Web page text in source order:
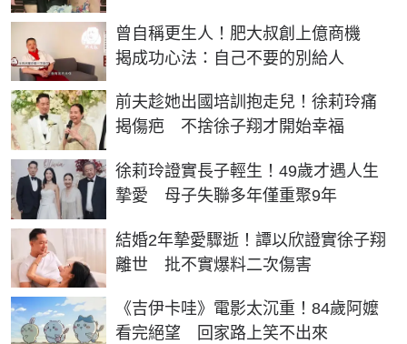
曾自稱更生人！肥大叔創上億商機
揭成功心法：自己不要的別給人
前夫趁她出國培訓抱走兒！徐莉玲痛
揭傷疤 不捨徐子翔才開始幸福
徐莉玲證實長子輕生！49歲才遇人生
摯愛 母子失聯多年僅重聚9年
結婚2年摯愛驟逝！譚以欣證實徐子翔
離世 批不實爆料二次傷害
《吉伊卡哇》電影太沉重！84歲阿嬤
看完絕望 回家路上笑不出來